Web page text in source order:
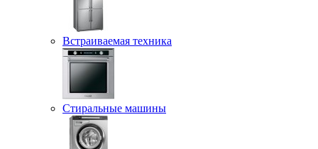
Встраиваемая техника
Стиральные машины